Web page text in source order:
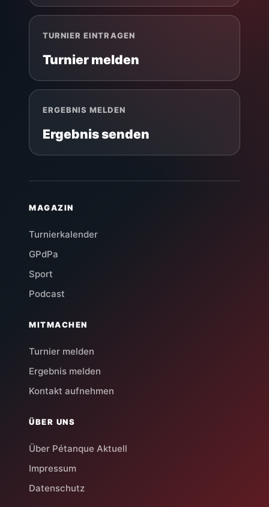
TURNIER EINTRAGEN
Turnier melden
ERGEBNIS MELDEN
Ergebnis senden
MAGAZIN
Turnierkalender
GPdPa
Sport
Podcast
MITMACHEN
Turnier melden
Ergebnis melden
Kontakt aufnehmen
ÜBER UNS
Über Pétanque Aktuell
Impressum
Datenschutz